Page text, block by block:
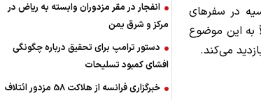
در سفرهای
به این موضوع
می‌کند.
انفجار در مقر مزدوران وابسته به ریاض در
مرکز و شرق یمن
دستور ترامپ برای تحقیق درباره چگونگی
افشای کمبود تسلیحات
خبرگزاری فرانسه از هلاکت 58 مزدور ائتلاف